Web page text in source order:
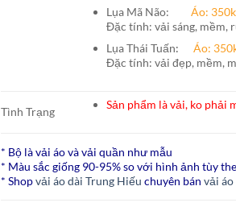
Lụa Mã Não: Áo: 350k
Đặc tính: vải sáng, mềm,
Lụa Thái Tuấn: Áo:
Đặc tính: vải đẹp, mềm,
Tình Trạng
Sản phẩm là vải, ko phải
* Bộ là vải áo và vải quần như mẫu
* Màu sắc giống 90-95% so với hình ảnh tùy
* Shopvải áo dài Trung Hiếu chuyên bán vải áo